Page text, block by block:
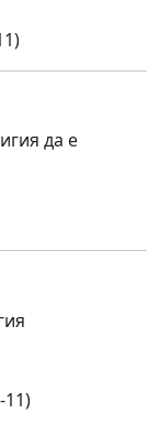
да е
11)